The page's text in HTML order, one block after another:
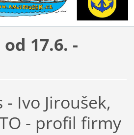
od 17.6. -
Ivo Jiroušek,
- profil firmy